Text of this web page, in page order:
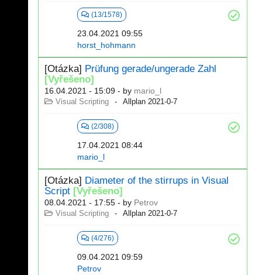
(13/1578)
23.04.2021 09:55
horst_hohmann
[Otázka] Prüfung gerade/ungerade Zahl
[Vyřešeno]
16.04.2021 - 15:09 - by mario_l
Visual Scripting Allplan 2021-0-7
(2/308)
17.04.2021 08:44
mario_l
[Otázka] Diameter of the stirrups in Visual
Script [Vyřešeno]
08.04.2021 - 17:55 - by Petrov
Visual Scripting Allplan 2021-0-7
(4/276)
09.04.2021 09:59
Petrov